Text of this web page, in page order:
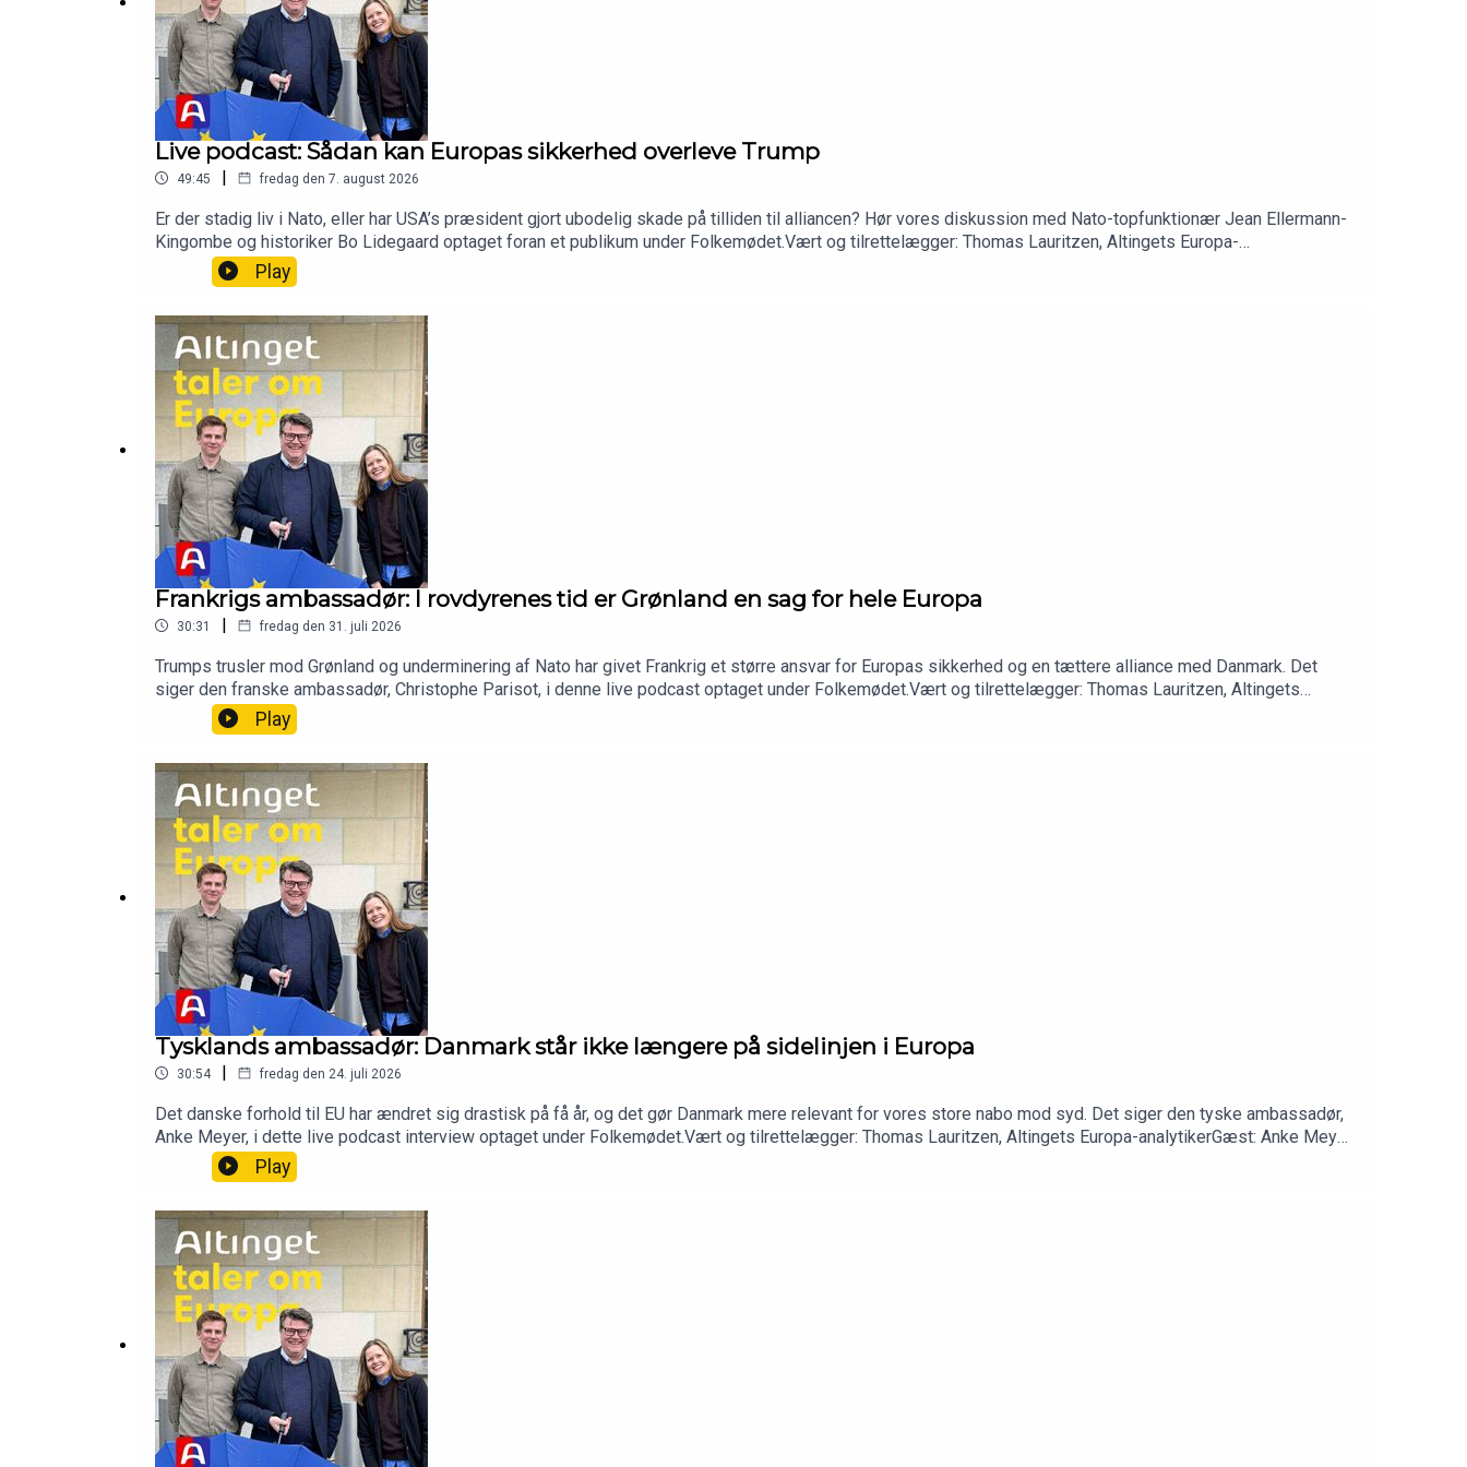
Live podcast: Sådan kan Europas sikkerhed overleve Trump
49:45 | fredag den 7. august 2026
Er der stadig liv i Nato, eller har USA’s præsident gjort ubodelig skade på tilliden til alliancen? Hør vores diskussion med Nato-topfunktionær Jean Ellermann-
Kingombe og historiker Bo Lidegaard optaget foran et publikum under Folkemødet.Vært og tilrettelægger: Thomas Lauritzen, Altingets Europa-
analytikerMedvært: Rikke Albrechtsen, EU-redaktørGæster: Bo Lidegaard, historiker og tidl. chefredaktør på Politiken, og Jean Ellermann-Kingombe,
assisterende generalsekretær i NatoProducer: Camille Marie Guerry, podcastassistent
Play
Frankrigs ambassadør: I rovdyrenes tid er Grønland en sag for hele Europa
30:31 | fredag den 31. juli 2026
Trumps trusler mod Grønland og underminering af Nato har givet Frankrig et større ansvar for Europas sikkerhed og en tættere alliance med Danmark. Det
siger den franske ambassadør, Christophe Parisot, i denne live podcast optaget under Folkemødet.Vært og tilrettelægger: Thomas Lauritzen, Altingets
Europa-analytikerGæst: Christophe Parisot, Frankrigs ambassadør I DanmarkProducer: Camille Marie Guerry, podcastassistent
Play
Tysklands ambassadør: Danmark står ikke længere på sidelinjen i Europa
30:54 | fredag den 24. juli 2026
Det danske forhold til EU har ændret sig drastisk på få år, og det gør Danmark mere relevant for vores store nabo mod syd. Det siger den tyske ambassadør,
Anke Meyer, i dette live podcast interview optaget under Folkemødet.Vært og tilrettelægger: Thomas Lauritzen, Altingets Europa-analytikerGæst: Anke Meyer,
Tysklands ambassadør i DanmarkProducer: Camille Marie Guerry, podcastassistent
Play